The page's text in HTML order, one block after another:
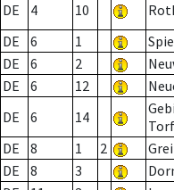
DE
4 10
DE
6 1
DE
6 2
DE
6 12
DE
6 14
DE
8 1 2
DE
8 3